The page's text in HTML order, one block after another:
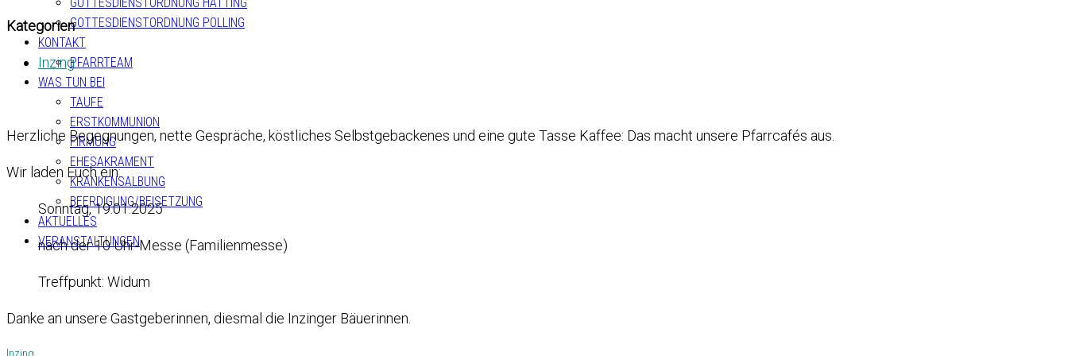
GOTTESDIENSTORDNUNG POLLING
KONTAKT
PFARRTEAM
WAS TUN BEI
TAUFE
ERSTKOMMUNION
FIRMUNG
EHESAKRAMENT
KRANKENSALBUNG
BEERDIGUNG/BEISETZUNG
AKTUELLES
VERANSTALTUNGEN
Kategorien
Inzing
Herzliche Begegnungen, nette Gespräche, köstliches Selbstgebackenes und eine gute Tasse Kaffee: Das macht unsere Pfarrcafés aus.
Wir laden Euch ein:
Sonntag, 19.01.2025
nach der 10 Uhr-Messe (Familienmesse)
Treffpunkt: Widum
Danke an unsere Gastgeberinnen, diesmal die Inzinger Bäuerinnen.